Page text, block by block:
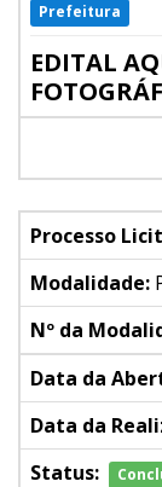
Prefeitura
EDITAL
Processo
Modalidade:
Nº da
Data da
Data da
Status: